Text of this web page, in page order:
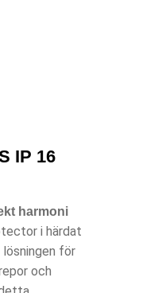
IP 16
harmoni
i härdat
för
och